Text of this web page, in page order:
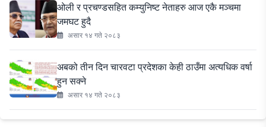
ओली र प्रचण्डसहित कम्युनिष्ट नेताहरु आज एकै मञ्चमा
जमघट हुदै
असार १४ गते २०८३
अबको तीन दिन चारवटा प्रदेशका केही ठाउँमा अत्यधिक वर्षा
हुन सक्ने
असार १४ गते २०८३